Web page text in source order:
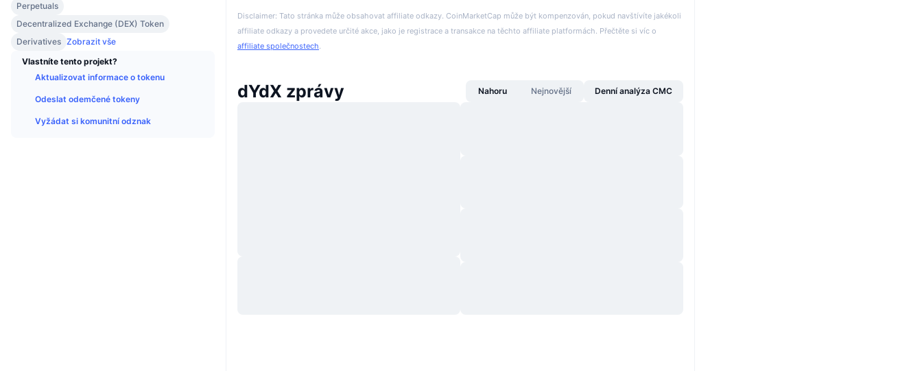
Perpetuals
Decentralized Exchange (DEX) Token
Derivatives Zobrazit vše
Vlastníte tento projekt?
Aktualizovat informace o tokenu
Odeslat odemčené tokeny
Vyžádat si komunitní odznak
Disclaimer: Tato stránka může obsahovat affiliate odkazy. CoinMarketCap může být kompenzován, pokud navštívíte jakékoli
affiliate odkazy a provedete určité akce, jako je registrace a transakce na těchto affiliate platformách. Přečtěte si víc o
affiliate společnostech.
dYdX zprávy Nahoru Nejnovější Denní analýza CMC